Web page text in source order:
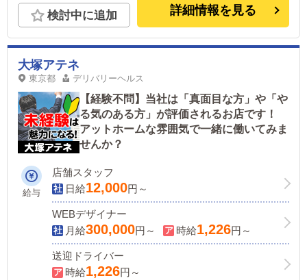
検討中に追加 詳細情報を見る
大塚アテネ
東京都 デリバリーヘルス
【経験不問】当社は「真面目な方」や「や
る気のある方」が評価されるお店です！
アットホームな雰囲気で一緒に働いてみま
せんか？
給与
店舗スタッフ
日給12,000円～
WEBデザイナー
月給300,000円～ 時給1,226円～
送迎ドライバー
時給1,226円～